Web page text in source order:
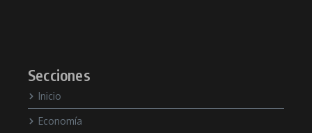
Secciones
Inicio
Economía